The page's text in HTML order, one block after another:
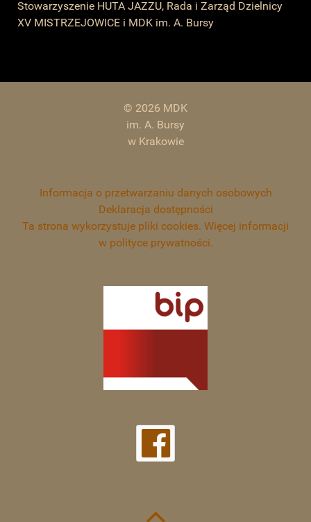
Stowarzyszenie HUTA JAZZU, Rada i Zarząd Dzielnicy
XV MISTRZEJOWICE i MDK im. A. Bursy
© 2026 MDK
im. A. Bursy
w Krakowie
Informacja o przetwarzaniu danych osobowych
Deklaracja dostępności
Ta strona wykorzystuje pliki cookies. Więcej informacji
w polityce prywatności.